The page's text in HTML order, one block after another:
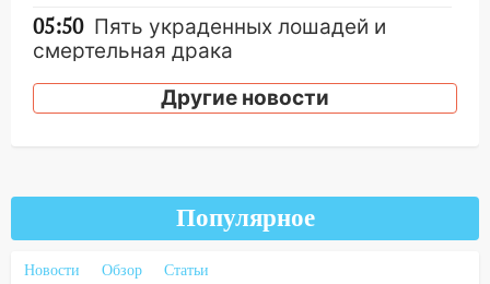
05:50 Пять украденных лошадей и
смертельная драка
05:00 Боль, скованность и старение
дисков: как повседневные привычки
внезапных подарков судьбы: гороскоп
09.08.2026
Другие новости
Популярное
Новости Обзор Статьи